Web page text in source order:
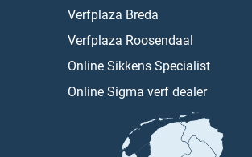
Verfplaza Breda
Verfplaza Roosendaal
Online Sikkens Specialist
Online Sigma verf dealer